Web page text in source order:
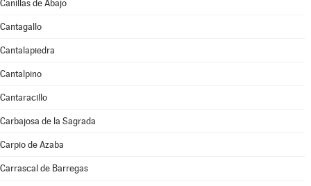
Canillas de Abajo
Cantagallo
Cantalapiedra
Cantalpino
Cantaracillo
Carbajosa de la Sagrada
Carpio de Azaba
Carrascal de Barregas